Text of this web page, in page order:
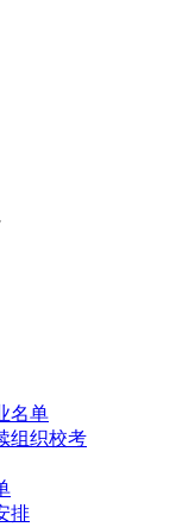
名单
组织校考
排